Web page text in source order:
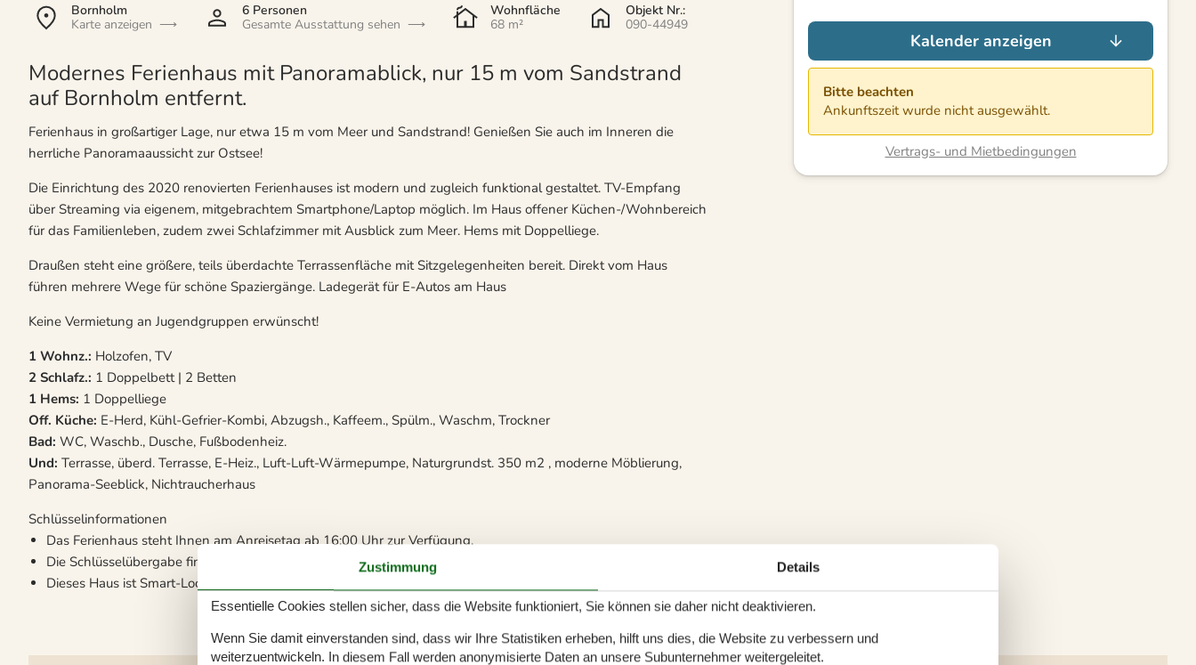
Bornholm
Karte anzeigen
6 Personen
Gesamte Ausstattung sehen
Wohnfläche
68 m²
Objekt Nr.:
090-44949
Modernes Ferienhaus mit Panoramablick, nur 15 m vom Sandstrand
auf Bornholm entfernt.
Ferienhaus in großartiger Lage, nur etwa 15 m vom Meer und Sandstrand! Genießen Sie auch im Inneren die
herrliche Panoramaaussicht zur Ostsee!
Die Einrichtung des 2020 renovierten Ferienhauses ist modern und zugleich funktional gestaltet. TV-Empfang
über Streaming via eigenem, mitgebrachtem Smartphone/Laptop möglich. Im Haus offener Küchen-/Wohnbereich
für das Familienleben, zudem zwei Schlafzimmer mit Ausblick zum Meer. Hems mit Doppelliege.
Draußen steht eine größere, teils überdachte Terrassenfläche mit Sitzgelegenheiten bereit. Direkt vom Haus
führen mehrere Wege für schöne Spaziergänge. Ladegerät für E-Autos am Haus
Keine Vermietung an Jugendgruppen erwünscht!
1 Wohnz.: Holzofen, TV
2 Schlafz.: 1 Doppelbett | 2 Betten
1 Hems: 1 Doppelliege
Off. Küche: E-Herd, Kühl-Gefrier-Kombi, Abzugsh., Kaffeem., Spülm., Waschm, Trockner
Bad: WC, Waschb., Dusche, Fußbodenheiz.
Und: Terrasse, überd. Terrasse, E-Heiz., Luft-Luft-Wärmepumpe, Naturgrundst. 350 m2 , moderne Möblierung,
Panorama-Seeblick, Nichtraucherhaus
Schlüsselinformationen
Das Ferienhaus steht Ihnen am Anreisetag ab 16:00 Uhr zur Verfügung.
Die Schlüsselübergabe findet am Haus statt.
Dieses Haus ist Smart-Lock-fähig
Kalender anzeigen
Bitte beachten
Ankunftszeit wurde nicht ausgewählt.
Vertrags- und Mietbedingungen
Zustimmung Details
Essentielle Cookies stellen sicher, dass die Website funktioniert, Sie können sie daher nicht deaktivieren.
Wenn Sie damit einverstanden sind, dass wir Ihre Statistiken erheben, hilft uns dies, die Website zu verbessern und
weiterzuentwickeln. In diesem Fall werden anonymisierte Daten an unsere Subunternehmer weitergeleitet.